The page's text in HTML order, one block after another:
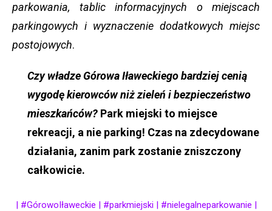
parkowania, tablic informacyjnych o miejscach
parkingowych i wyznaczenie dodatkowych miejsc
postojowych.
Czy władze Górowa Iławeckiego bardziej cenią
wygodę kierowców niż zieleń i bezpieczeństwo
mieszkańców? Park miejski to miejsce
rekreacji, a nie parking! Czas na zdecydowane
działania, zanim park zostanie zniszczony
całkowicie.
| #GórowoIławeckie | #parkmiejski | #nielegalneparkowanie |